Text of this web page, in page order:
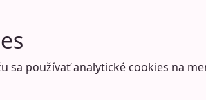
sa používať analytické cookies na